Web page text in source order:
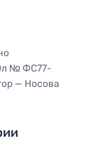
№ ФС77-
— Носова